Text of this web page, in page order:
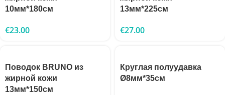
10мм*180см
€23.00
13мм*225см
€27.00
Поводок BRUNO из
жирной кожи
13мм*150см
Круглая полуудавка
Ø8мм*35см